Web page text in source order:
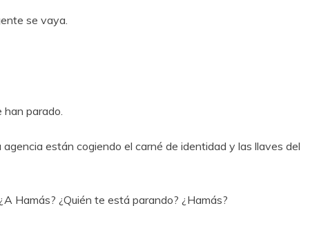
se vaya.
parado.
están cogiendo el carné de identidad y las llaves del
Hamás? ¿Quién te está parando? ¿Hamás?